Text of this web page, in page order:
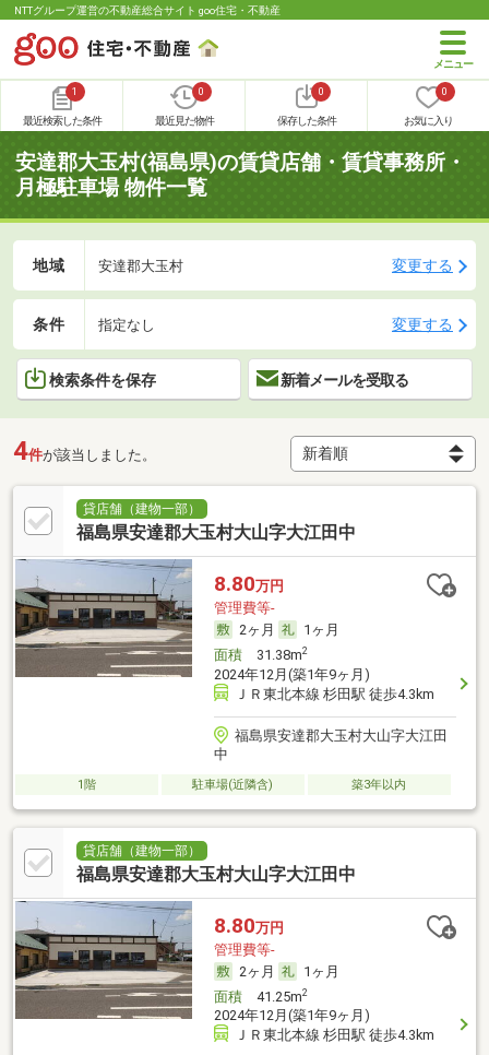
NTTグループ運営の不動産総合サイト goo住宅・不動産
1
最近検索した条件
0
最近見た物件
0
保存した条件
0
お気に入り
安達郡大玉村(福島県)の賃貸店舗・賃貸事務所・
月極駐車場 物件一覧
地域 安達郡大玉村 変更する
条件 指定なし 変更する
検索条件を保存 新着メールを受取る
4件が該当しました。
貸店舗（建物一部）
福島県安達郡大玉村大山字大江田中
8.80万円
管理費等-
2ヶ月
1ヶ月
面積31.38m2
2024年12月(築1年9ヶ月)
ＪＲ東北本線 杉田駅 徒歩4.3km
福島県安達郡大玉村大山字大江田
中
1階 駐車場(近隣含) 築3年以内
貸店舗（建物一部）
福島県安達郡大玉村大山字大江田中
8.80万円
管理費等-
2ヶ月
1ヶ月
面積41.25m2
2024年12月(築1年9ヶ月)
ＪＲ東北本線 杉田駅 徒歩4.3km